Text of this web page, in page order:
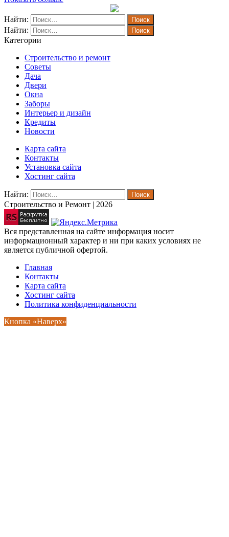
Найти:
Найти:
Категории
Строительство и ремонт
Советы
Дача
Двери
Окна
Заборы
Интерьер и дизайн
Кредиты
Новости
Карта сайта
Контакты
Установка сайта
Хостинг сайта
Найти:
Строительство и Ремонт | 2026
Вся представленная на сайте информация носит
информационный характер и ни при каких условиях не
является публичной офертой.
Главная
Контакты
Карта сайта
Хостинг сайта
Политика конфиденциальности
Кнопка «Наверх»